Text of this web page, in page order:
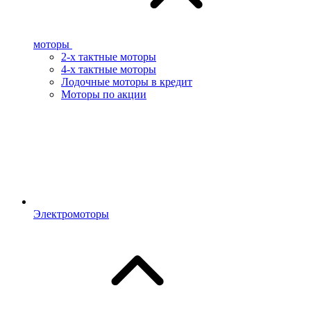
моторы
2-х тактные моторы
4-х тактные моторы
Лодочные моторы в кредит
Моторы по акции
Электромоторы